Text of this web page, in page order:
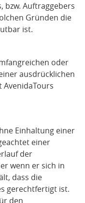
bzw. Auftraggebers
Gründen die
ist.
oder
ausdrücklichen
Einhaltung einer
einer
der
wenn er sich in
dass die
gerechtfertigt ist.
den